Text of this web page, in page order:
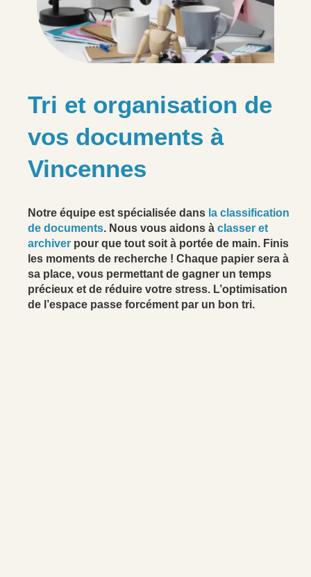
Tri et organisation de
vos documents à
Vincennes
Notre équipe est spécialisée dans la classification
de documents. Nous vous aidons à classer et
archiver pour que tout soit à portée de main. Finis
les moments de recherche ! Chaque papier sera à
sa place, vous permettant de gagner un temps
précieux et de réduire votre stress. L’optimisation
de l’espace passe forcément par un bon tri.